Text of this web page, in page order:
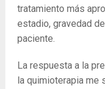
tratamiento más
estadio, gravedad
paciente.
La respuesta a la
la quimioterapia me